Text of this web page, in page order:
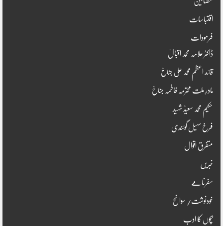
اقتباسات
فرمودات
ڈاکٹر علامہ محمد اقبالؒ
قائد اعظم محمد علی جناحؒ
مادرِ ملت محترمہ فاطمہ جناحؒ
حکیم محمد سعیدؒ شہید
فرخ سہیل گوئندی
متفرق اقوال
خبریں
سفرنامے
خودنوشت/ سوانح
بچوں کا ادب